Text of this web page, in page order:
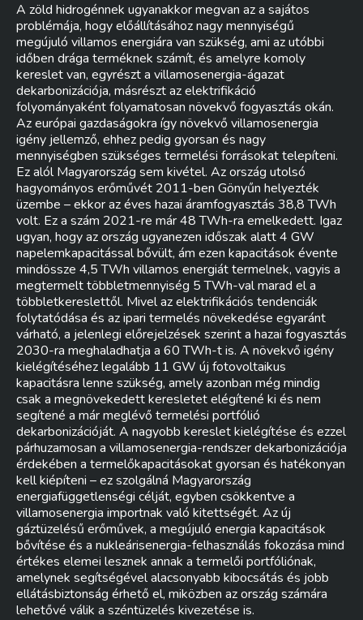
A zöld hidrogénnek ugyanakkor megvan az a sajátos
problémája, hogy előállításához nagy mennyiségű
megújuló villamos energiára van szükség, ami az utóbbi
időben drága terméknek számít, és amelyre komoly
kereslet van, egyrészt a villamosenergia-ágazat
dekarbonizációja, másrészt az elektrifikáció
folyományaként folyamatosan növekvő fogyasztás okán.
Az európai gazdaságokra így növekvő villamosenergia
igény jellemző, ehhez pedig gyorsan és nagy
mennyiségben szükséges termelési forrásokat telepíteni.
Ez alól Magyarország sem kivétel. Az ország utolsó
hagyományos erőművét 2011-ben Gönyűn helyezték
üzembe – ekkor az éves hazai áramfogyasztás 38,8 TWh
volt. Ez a szám 2021-re már 48 TWh-ra emelkedett. Igaz
ugyan, hogy az ország ugyanezen időszak alatt 4 GW
napelemkapacitással bővült, ám ezen kapacitások évente
mindössze 4,5 TWh villamos energiát termelnek, vagyis a
megtermelt többletmennyiség 5 TWh-val marad el a
többletkereslettől. Mivel az elektrifikációs tendenciák
folytatódása és az ipari termelés növekedése egyaránt
várható, a jelenlegi előrejelzések szerint a hazai fogyasztás
2030-ra meghaladhatja a 60 TWh-t is. A növekvő igény
kielégítéséhez legalább 11 GW új fotovoltaikus
kapacitásra lenne szükség, amely azonban még mindig
csak a megnövekedett keresletet elégítené ki és nem
segítené a már meglévő termelési portfólió
dekarbonizációját. A nagyobb kereslet kielégítése és ezzel
párhuzamosan a villamosenergia-rendszer dekarbonizációja
érdekében a termelőkapacitásokat gyorsan és hatékonyan
kell kiépíteni – ez szolgálná Magyarország
energiafüggetlenségi célját, egyben csökkentve a
villamosenergia importnak való kitettségét. Az új
gáztüzelésű erőművek, a megújuló energia kapacitások
bővítése és a nukleárisenergia-felhasználás fokozása mind
értékes elemei lesznek annak a termelői portfóliónak,
amelynek segítségével alacsonyabb kibocsátás és jobb
ellátásbiztonság érhető el, miközben az ország számára
lehetővé válik a széntüzelés kivezetése is.